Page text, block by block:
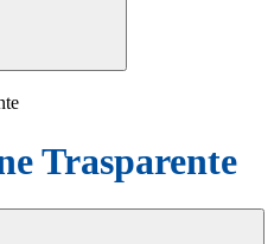
Trasparente